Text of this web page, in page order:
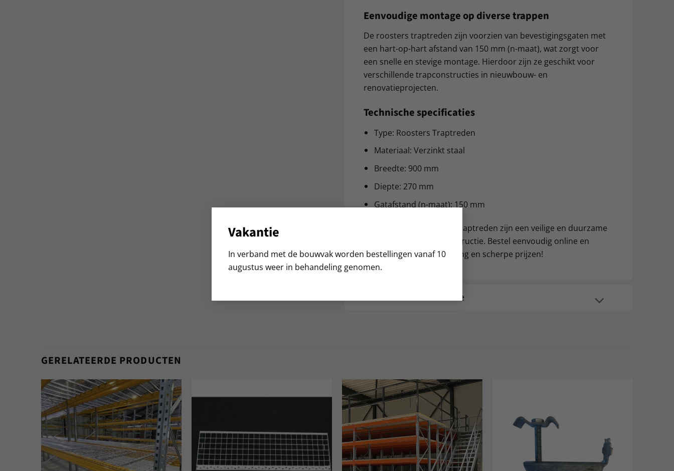
Vakantie
In verband met de bouwvak worden bestellingen vanaf 10
augustus weer in behandeling genomen.
Eenvoudige montage op diverse trappen
De roosters traptreden zijn voorzien van bevestigingsgaten met
een hart-op-hart afstand van 150 mm (n-maat), wat zorgt voor
een snelle en stevige montage. Hierdoor zijn ze geschikt voor
verschillende trapconstructies in nieuwbouw- en
renovatieprojecten.
Technische specificaties
Type: Roosters Traptreden
Materiaal: Verzinkt staal
Breedte: 900 mm
Diepte: 270 mm
Gatafstand (n-maat): 150 mm
Deze robuuste roosters traptreden zijn een veilige en duurzame
keuze voor elke trapconstructie. Bestel eenvoudig online en
profiteer van snelle levering en scherpe prijzen!
Aanvullende informatie
GERELATEERDE PRODUCTEN